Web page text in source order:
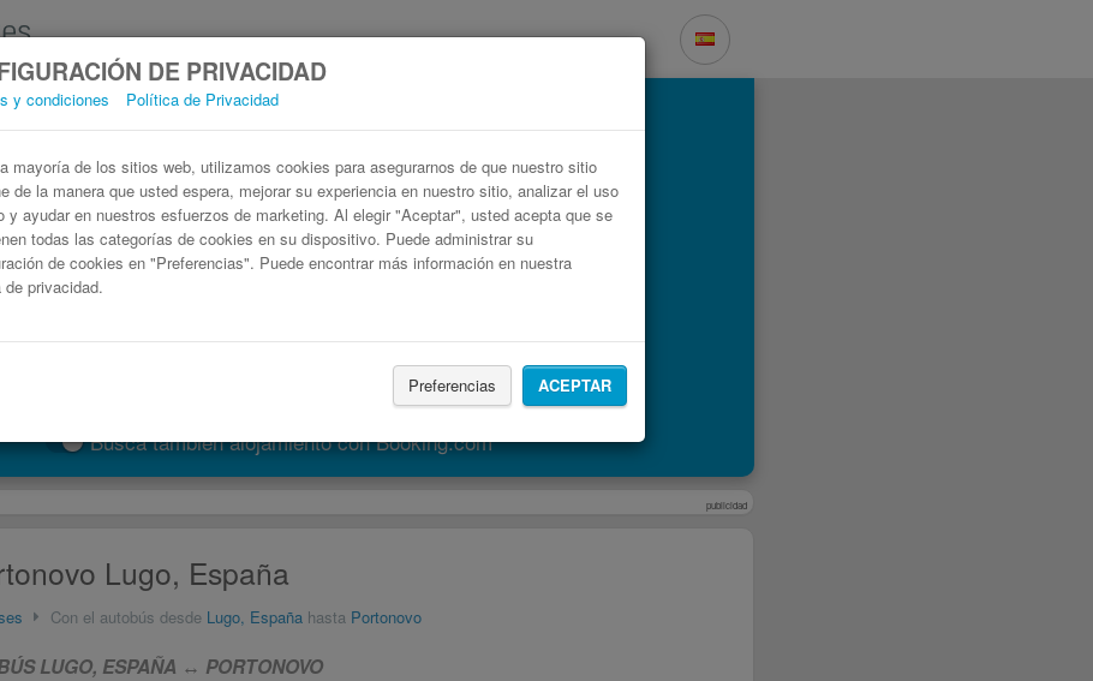
DE PRIVACIDAD
y condiciones Política de Privacidad
mayoría de los sitios web, utilizamos cookies para asegurarnos de que nuestro sitio
de la manera que usted espera, mejorar su experiencia en nuestro sitio, analizar el uso
y ayudar en nuestros esfuerzos de marketing. Al elegir "Aceptar", usted acepta que se
todas las categorías de cookies en su dispositivo. Puede administrar su
de cookies en "Preferencias". Puede encontrar más información en nuestra
privacidad.
Preferencias ACEPTAR
Busca también alojamiento con Booking.com
publicidad
Lugo, España
Con el autobús desde Lugo, España hasta Portonovo
LUGO, ESPAÑA ↔ PORTONOVO